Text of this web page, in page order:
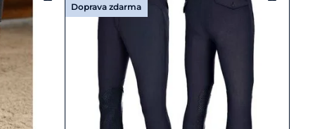
Doprava zdarma